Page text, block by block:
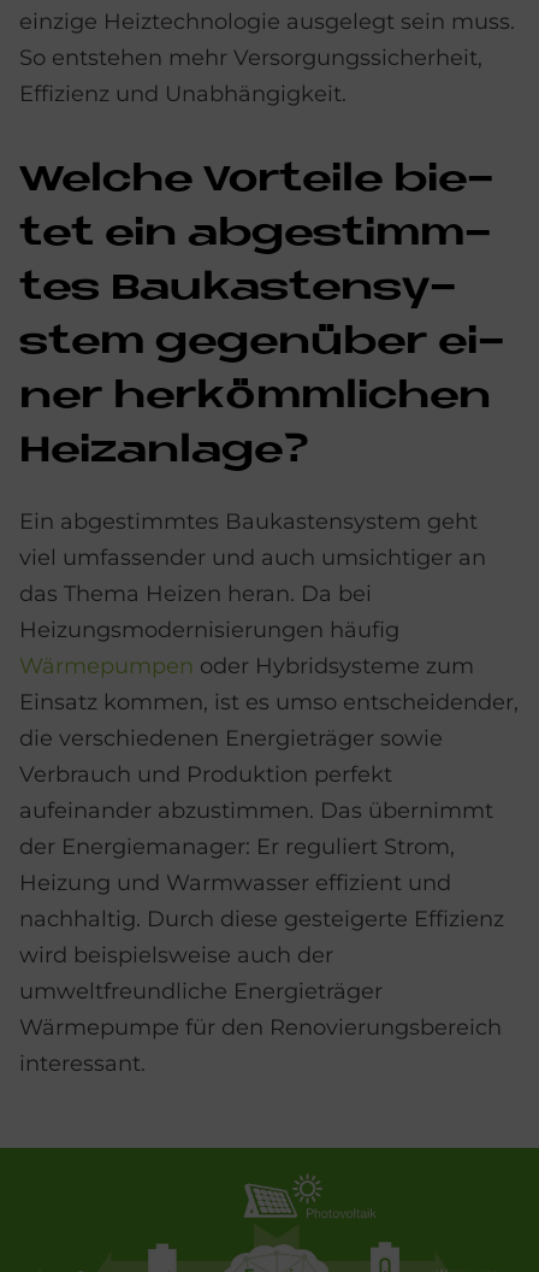
einzige Heiztechnologie ausgelegt sein muss.
So entstehen mehr Versorgungssicherheit,
Effizienz und Unabhängigkeit.
Wel­che Vor­teile bie­
tet ein ab­ge­stimm­
tes Bau­ka­sten­sy­
stem ge­gen­über ei­
ner her­kömm­li­chen
Heiz­an­la­ge?
Ein abgestimmtes Baukastensystem geht
viel umfassender und auch umsichtiger an
das Thema Heizen heran. Da bei
Heizungsmodernisierungen häufig
Wärmepumpen oder Hybridsysteme zum
Einsatz kommen, ist es umso entscheidender,
die verschiedenen Energieträger sowie
Verbrauch und Produktion perfekt
aufeinander abzustimmen. Das übernimmt
der Energiemanager: Er reguliert Strom,
Heizung und Warmwasser effizient und
nachhaltig. Durch diese gesteigerte Effizienz
wird beispielsweise auch der
umweltfreundliche Energieträger
Wärmepumpe für den Renovierungsbereich
interessant.